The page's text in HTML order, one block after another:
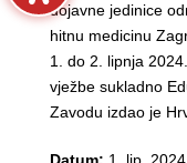
dojavne jedinice
hitnu medicinu
1. do 2. lipnja
vježbe sukladno
Zavodu izdao je